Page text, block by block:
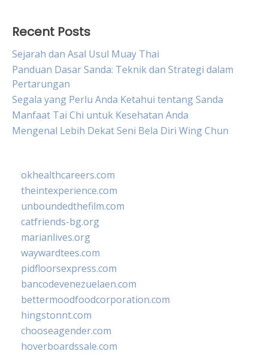
Recent Posts
Sejarah dan Asal Usul Muay Thai
Panduan Dasar Sanda: Teknik dan Strategi dalam
Pertarungan
Segala yang Perlu Anda Ketahui tentang Sanda
Manfaat Tai Chi untuk Kesehatan Anda
Mengenal Lebih Dekat Seni Bela Diri Wing Chun
okhealthcareers.com
theintexperience.com
unboundedthefilm.com
catfriends-bg.org
marianlives.org
waywardtees.com
pidfloorsexpress.com
bancodevenezuelaen.com
bettermoodfoodcorporation.com
hingstonnt.com
chooseagender.com
hoverboardssale.com